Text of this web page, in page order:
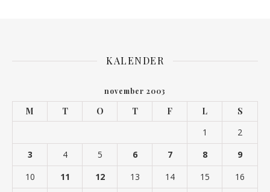
KALENDER
november 2003
M T O T F L
S
1
2
3
4 5 6 7 8
9
10
11 12 13 14 15
16